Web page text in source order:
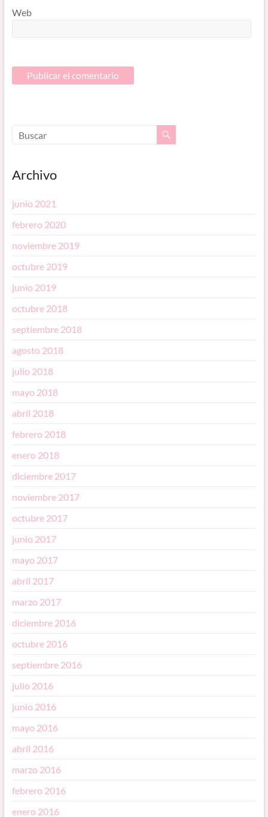
Web
Archivo
junio 2021
febrero 2020
noviembre 2019
octubre 2019
junio 2019
octubre 2018
septiembre 2018
agosto 2018
julio 2018
mayo 2018
abril 2018
febrero 2018
enero 2018
diciembre 2017
noviembre 2017
octubre 2017
junio 2017
mayo 2017
abril 2017
marzo 2017
diciembre 2016
octubre 2016
septiembre 2016
julio 2016
junio 2016
mayo 2016
abril 2016
marzo 2016
febrero 2016
enero 2016